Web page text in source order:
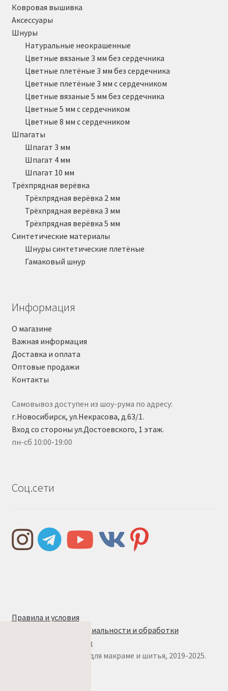
Ковровая вышивка
Аксессуары
Шнуры
Натуральные неокрашенные
Цветные вязаные 3 мм без сердечника
Цветные плетёные 3 мм без сердечника
Цветные плетёные 3 мм с сердечником
Цветные вязаные 5 мм без сердечника
Цветные 5 мм с сердечником
Цветные 8 мм с сердечником
Шпагаты
Шпагат 3 мм
Шпагат 4 мм
Шпагат 10 мм
Трёхпрядная верёвка
Трёхпрядная верёвка 2 мм
Трёхпрядная верёвка 3 мм
Трёхпрядная верёвка 5 мм
Синтетические материалы
Шнуры синтетические плетёные
Гамаковый шнур
Информация
О магазине
Важная информация
Доставка и оплата
Оптовые продажи
Контакты
Самовывоз доступен из шоу-рума по адресу:
г.Новосибирск, ул.Некрасова, д.63/1.
Вход со стороны ул.Достоевского, 1 этаж.
пн-сб 10:00-19:00
Соц.сети
Правила и условия
Политика конфиденциальности и обработки
персональных данных
© w.ALL.s, материалы для макраме и шитья, 2019-2025.